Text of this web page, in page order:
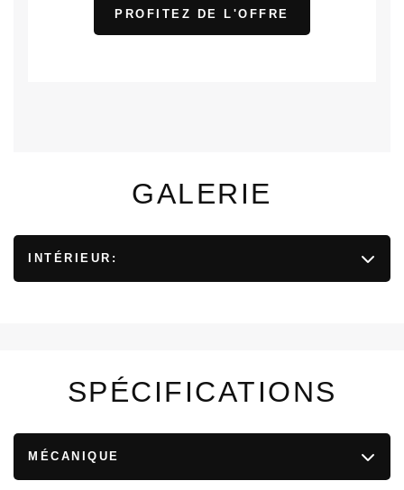
GALERIE
INTÉRIEUR:
SPÉCIFICATIONS
MÉCANIQUE
PROFITEZ DE L'OFFRE